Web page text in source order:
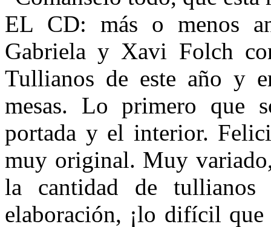
EL CD: más o menos
Gabriela y Xavi Folch
Tullianos de este año y
mesas. Lo primero que
portada y el interior.
muy original. Muy
la cantidad de
elaboración, ¡lo difícil